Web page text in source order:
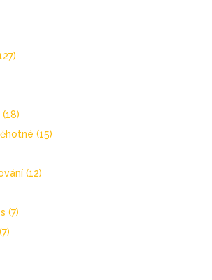
(18)
(15)
(12)
(7)
(7)